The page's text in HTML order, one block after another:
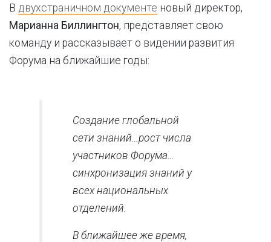
В двухстраничном документе новый директор,
Марианна Биллингтон, представляет свою
команду и рассказывает о видении развития
Форума на ближайшие годы:
Создание глобальной
сети знаний…рост числа
участников Форума…
синхронизация знаний у
всех национальных
отделений.
В ближайшее же время,